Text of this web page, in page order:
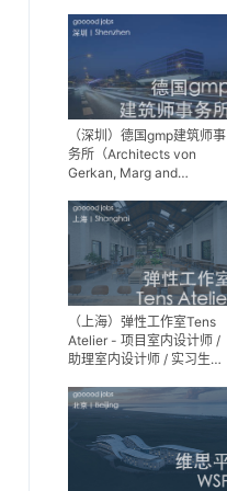
（深圳）德国gmp建筑师事
务所（Architects von
Gerkan, Marg and
（上海）弹性工作室Tens
Atelier - 项目室内设计师 /
助理室内设计师 / 实习生